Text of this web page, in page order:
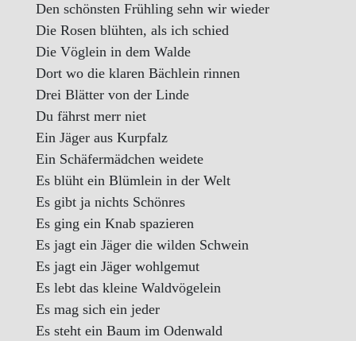
Den schönsten Frühling sehn wir wieder
Die Rosen blühten, als ich schied
Die Vöglein in dem Walde
Dort wo die klaren Bächlein rinnen
Drei Blätter von der Linde
Du fährst merr niet
Ein Jäger aus Kurpfalz
Ein Schäfermädchen weidete
Es blüht ein Blümlein in der Welt
Es gibt ja nichts Schönres
Es ging ein Knab spazieren
Es jagt ein Jäger die wilden Schwein
Es jagt ein Jäger wohlgemut
Es lebt das kleine Waldvögelein
Es mag sich ein jeder
Es steht ein Baum im Odenwald